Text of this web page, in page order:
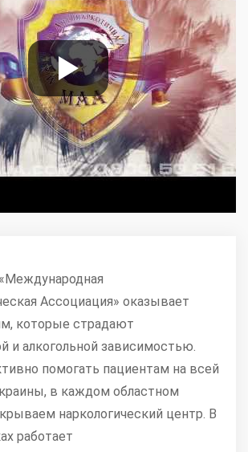
Ассоциация» оказывает
которые страдают
и алкогольной зависимостью.
помогать пациентам на всей
в каждом областном
наркологический центр. В
работает